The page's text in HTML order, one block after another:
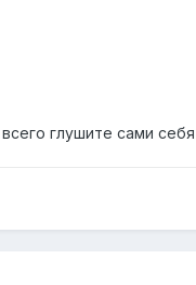
глушите сами себя